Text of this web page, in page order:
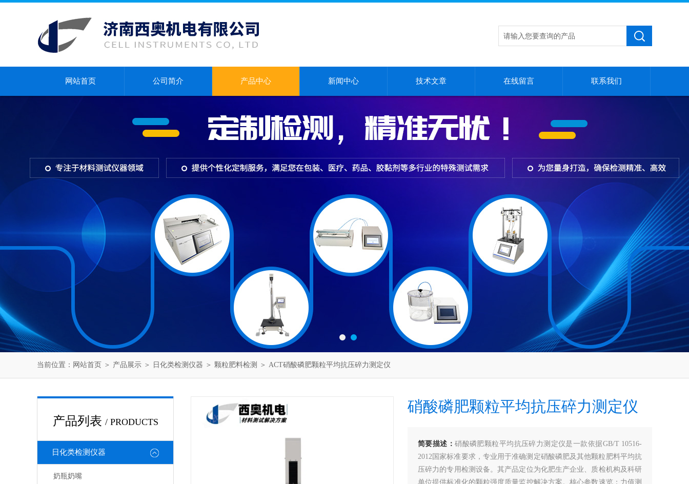
网站首页 公司简介 产品中心 新闻中心 技术文章 在线留言 联系我们
当前位置： 网站首页 ＞ 产品展示 ＞ 日化类检测仪器 ＞ 颗粒肥料检测 ＞ ACT硝酸磷肥颗粒平均抗压碎力测定仪
产品列表 / PRODUCTS
日化类检测仪器
奶瓶奶嘴
硝酸磷肥颗粒平均抗压碎力测定仪
简要描述：硝酸磷肥颗粒平均抗压碎力测定仪是一款依据GB/T 10516-
2012国家标准要求，专业用于准确测定硝酸磷肥及其他颗粒肥料平均抗
压碎力的专用检测设备。其产品定位为化肥生产企业、质检机构及科研
单位提供标准化的颗粒强度质量监控解决方案。核心参数速览：力值测